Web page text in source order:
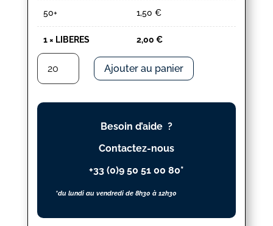
50+ 1,50 €
1× LIBERES 2,00 €
quantité
LIBERES
Ajouter au panier
Besoin d’aide ?
Contactez-nous
+33 (0)9 50 51 00 80*
*du lundi au vendredi de 8h30 à 12h30